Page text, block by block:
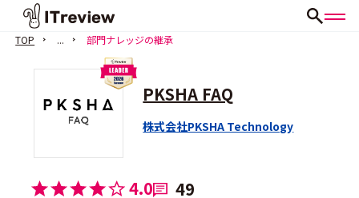
TOP ... 部門ナレッジの継承
PKSHA FAQ
株式会社PKSHA Technology
4.0 49